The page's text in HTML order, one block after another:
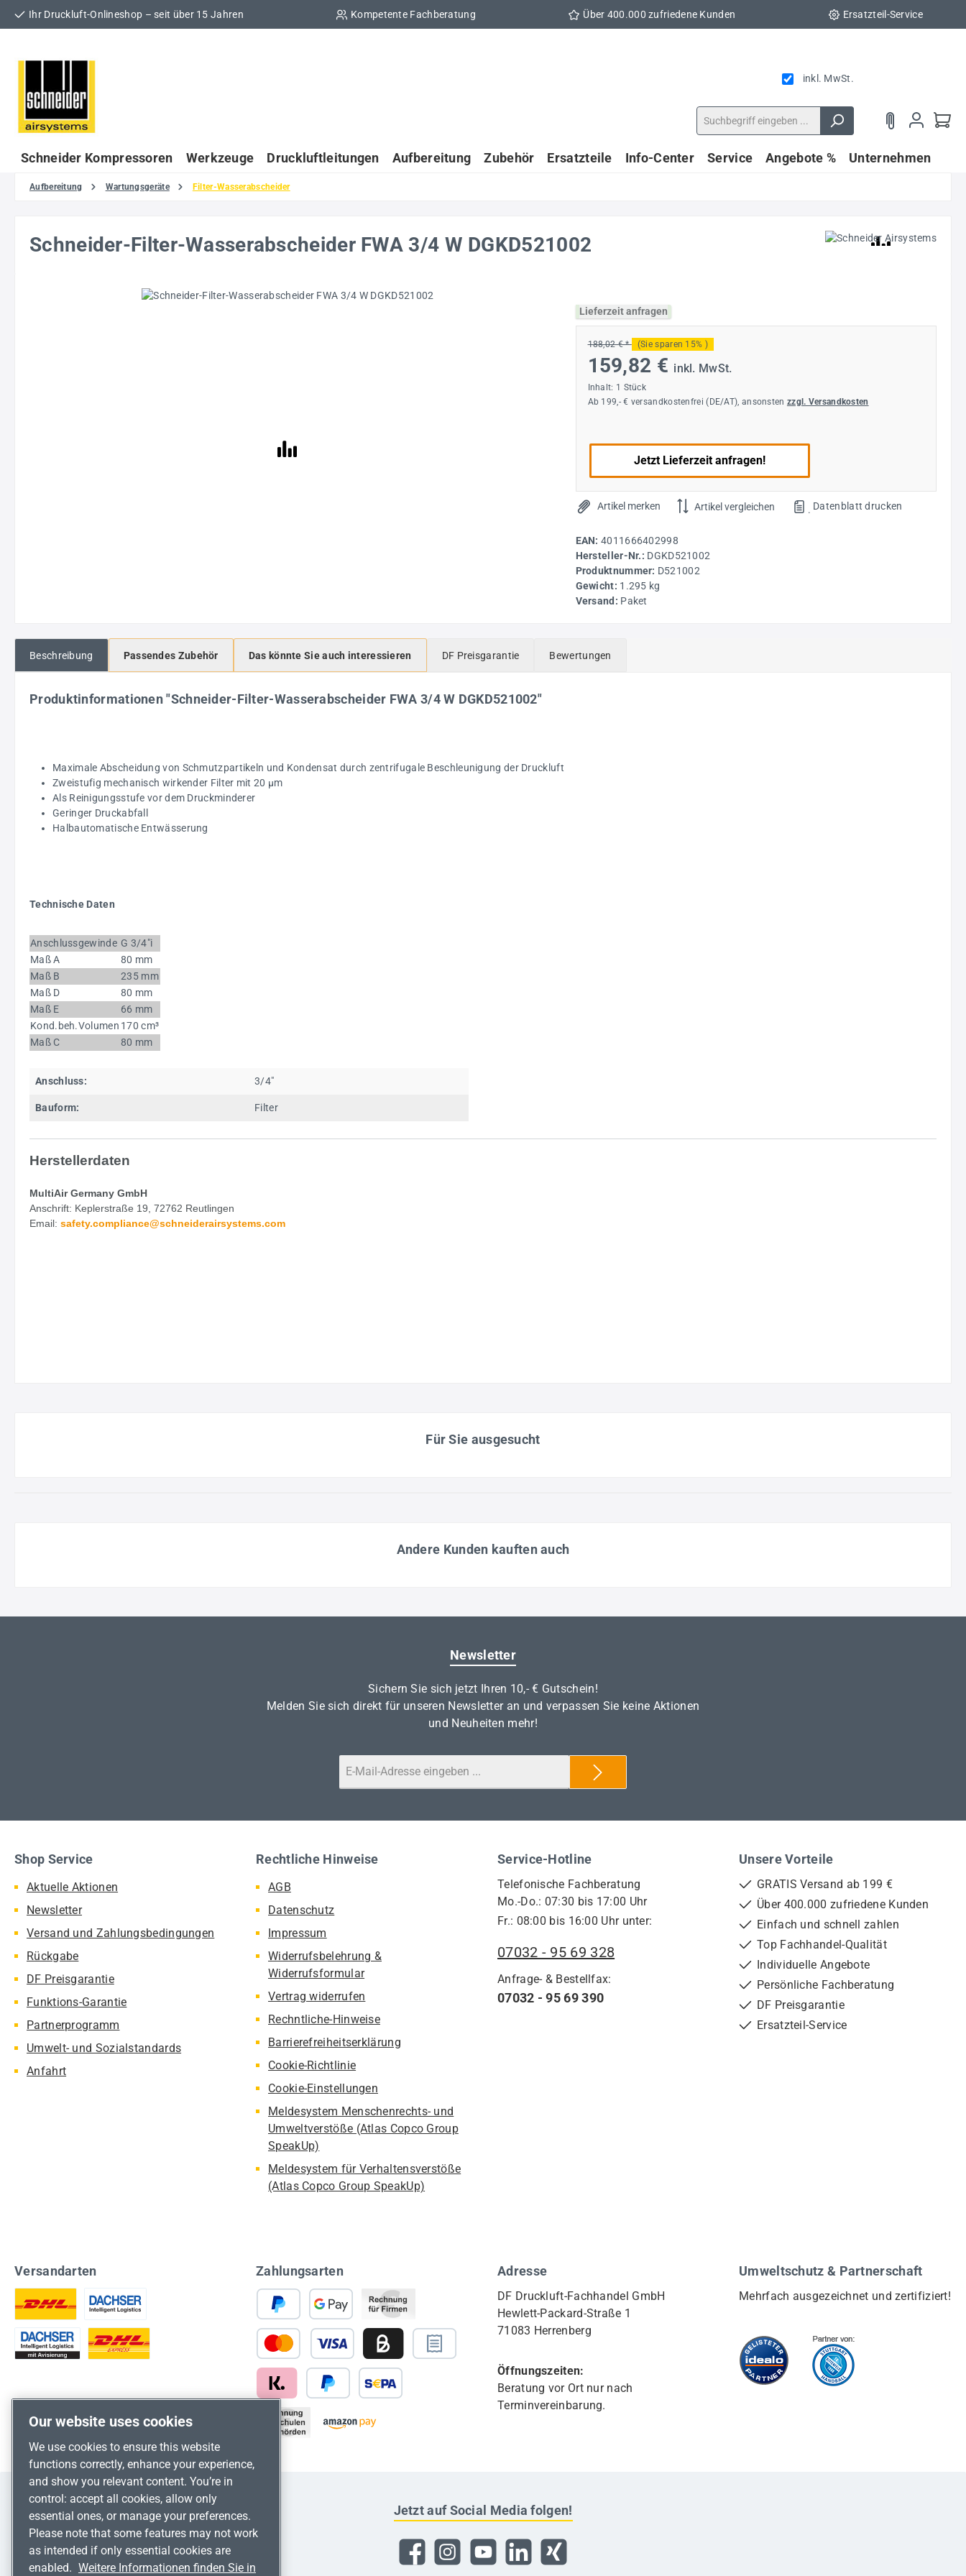
Hauptinhalt springen
Zur Suche springen
Zur Hauptnavigation springen
Ihr Druckluft-Onlineshop – seit über 15 Jahren Kompetente Fachberatung Über 400.000 zufriedene Kunden Ersatzteil-Service
inkl. MwSt.
Schneider Kompressoren Werkzeuge Druckluftleitungen Aufbereitung Zubehör Ersatzteile Info-Center Service Angebote % Unternehmen
Aufbereitung Wartungsgeräte Filter-Wasserabscheider
Schneider-Filter-Wasserabscheider FWA 3/4 W DGKD521002
Bildergalerie überspringen
Lieferzeit anfragen
188,02 € * (Sie sparen 15% )
159,82 € inkl. MwSt.
Inhalt: 1 Stück
Ab 199,- € versandkostenfrei (DE/AT), ansonsten zzgl. Versandkosten
Jetzt Lieferzeit anfragen!
Artikel merken Artikel vergleichen . Datenblatt drucken
EAN: 4011666402998
Hersteller-Nr.: DGKD521002
Produktnummer: D521002
Gewicht: 1.295 kg
Versand: Paket
Beschreibung Passendes Zubehör Das könnte Sie auch interessieren DF Preisgarantie Bewertungen
Produktinformationen "Schneider-Filter-Wasserabscheider FWA 3/4 W DGKD521002"
Maximale Abscheidung von Schmutzpartikeln und Kondensat durch zentrifugale Beschleunigung der Druckluft
Zweistufig mechanisch wirkender Filter mit 20 µm
Als Reinigungsstufe vor dem Druckminderer
Geringer Druckabfall
Halbautomatische Entwässerung
Technische Daten
Anschlussgewinde G 3/4"i
Maß A
80 mm
Maß B
235 mm
Maß D
80 mm
Maß E
66 mm
Kond.beh.Volumen 170 cm³
Maß C
80 mm
Anschluss: 3/4"
Bauform: Filter
Herstellerdaten
MultiAir Germany GmbH
Anschrift: Keplerstraße 19, 72762 Reutlingen
Email: safety.compliance@schneiderairsystems.com
Für Sie ausgesucht
Andere Kunden kauften auch
Newsletter
Sichern Sie sich jetzt Ihren 10,- € Gutschein!
Melden Sie sich direkt für unseren Newsletter an und verpassen Sie keine Aktionen
und Neuheiten mehr!
Service-Hotline
Telefonische Fachberatung
Mo.-Do.: 07:30 bis 17:00 Uhr
Fr.: 08:00 bis 16:00 Uhr unter:
07032 - 95 69 328
Anfrage- & Bestellfax:
07032 - 95 69 390
Shop Service
Aktuelle Aktionen
Newsletter
Versand und Zahlungsbedingungen
Rückgabe
DF Preisgarantie
Funktions-Garantie
Partnerprogramm
Umwelt- und Sozialstandards
Anfahrt
Rechtliche Hinweise
AGB
Datenschutz
Impressum
Widerrufsbelehrung &
Widerrufsformular
Vertrag widerrufen
Rechntliche-Hinweise
Barrierefreiheitserklärung
Cookie-Richtlinie
Cookie-Einstellungen
Meldesystem Menschenrechts- und
Umweltverstöße (Atlas Copco Group
SpeakUp)
Meldesystem für Verhaltensverstöße
(Atlas Copco Group SpeakUp)
Unsere Vorteile
GRATIS Versand ab 199 €
Über 400.000 zufriedene Kunden
Einfach und schnell zahlen
Top Fachhandel-Qualität
Individuelle Angebote
Persönliche Fachberatung
DF Preisgarantie
Ersatzteil-Service
Versandarten Zahlungsarten Adresse
DF Druckluft-Fachhandel GmbH
Hewlett-Packard-Straße 1
71083 Herrenberg
Öffnungszeiten:
Beratung vor Ort nur nach
Terminvereinbarung.
Umweltschutz & Partnerschaft
Mehrfach ausgezeichnet und zertifiziert!
Jetzt auf Social Media folgen!
FacebookInstagramYouTubeLinkedInXing
Our website uses cookies
We use cookies to ensure this website
functions correctly, enhance your experience,
and show you relevant content. You’re in
control: accept all cookies, allow only
essential ones, or manage your preferences.
Please note that some features may not work
as intended if only essential cookies are
enabled. Weitere Informationen finden Sie in